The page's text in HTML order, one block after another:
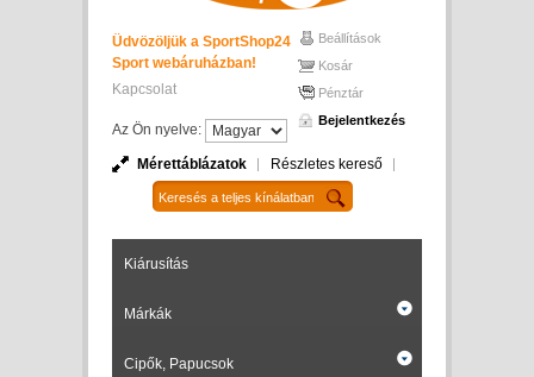
Üdvözöljük a SportShop24
Sport webáruházban!
Kapcsolat
Az Ön nyelve:
Beállítások
Kosár
Pénztár
Bejelentkezés
Mérettáblázatok Részletes kereső
Kiárusítás
Márkák
Cipők, Papucsok